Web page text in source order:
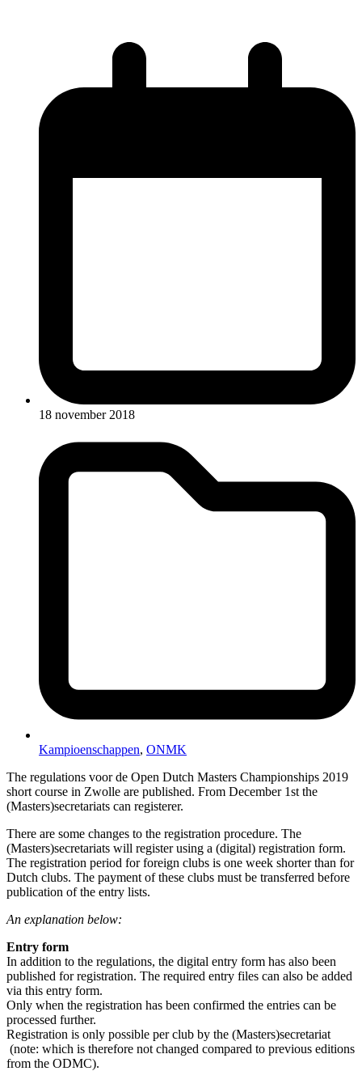
18 november 2018
Kampioenschappen, ONMK
The regulations voor de Open Dutch Masters Championships 2019
short course in Zwolle are published. From December 1st the
(Masters)secretariats can registerer.
There are some changes to the registration procedure. The
(Masters)secretariats will register using a (digital) registration form.
The registration period for foreign clubs is one week shorter than for
Dutch clubs. The payment of these clubs must be transferred before
publication of the entry lists.
An explanation below:
Entry form
In addition to the regulations, the digital entry form has also been
published for registration. The required entry files can also be added
via this entry form.
Only when the registration has been confirmed the entries can be
processed further.
Registration is only possible per club by the (Masters)secretariat
(note: which is therefore not changed compared to previous editions
from the ODMC).